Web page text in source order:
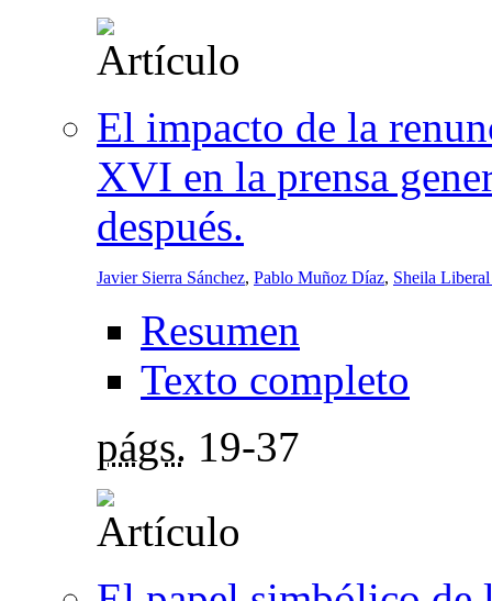
El impacto de la
XVI en la prensa
después.
Javier Sierra Sánchez, Pablo Muñoz Díaz, Sheila
Resumen
Texto completo
págs. 19-37